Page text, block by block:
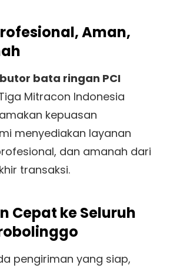
Aman,
bata ringan PCI
Mitracon Indonesia
kepuasan
menyediakan layanan
dan amanah dari
transaksi.
Cepat ke Seluruh
pengiriman yang siap,